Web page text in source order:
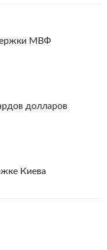
МВФ
долларов
Киева